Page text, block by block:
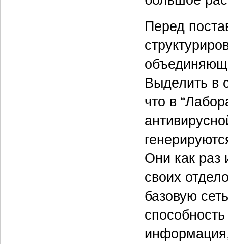
Перед
Выделить в
что в
Они как раз
своих
базовую